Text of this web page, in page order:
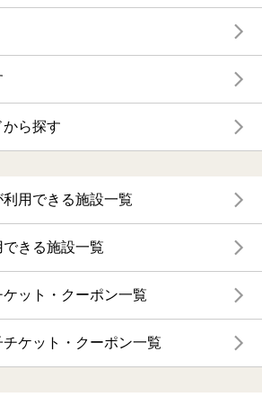
ら探す
用できる施設一覧
きる施設一覧
ット・クーポン一覧
ケット・クーポン一覧